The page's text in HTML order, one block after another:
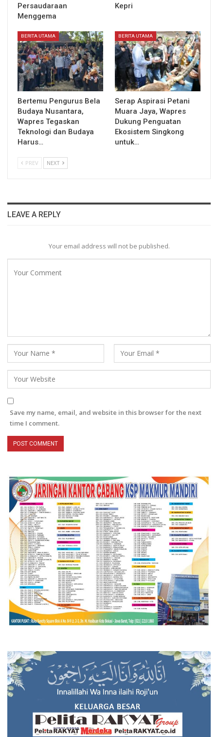
Persaudaraan
Menggema
Kepri
BERITA UTAMA
Bertemu Pengurus Bela
Budaya Nusantara,
Wapres Tegaskan
Teknologi dan Budaya
Harus…
BERITA UTAMA
Serap Aspirasi Petani
Muara Jaya, Wapres
Dukung Penguatan
Ekosistem Singkong
untuk…
PREV NEXT
LEAVE A REPLY
Your email address will not be published.
Save my name, email, and website in this browser for the next
time I comment.